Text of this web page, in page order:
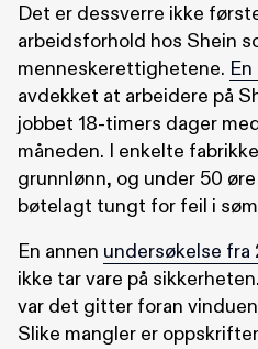
Det er dessverre ikke
arbeidsforhold hos Shein
menneskerettighetene.
avdekket at arbeidere på
jobbet 18-timers dager
måneden. I enkelte
grunnlønn, og under 50
bøtelagt tungt for feil i
En annen undersøkelse fra
ikke tar vare på
var det gitter foran
Slike mangler er